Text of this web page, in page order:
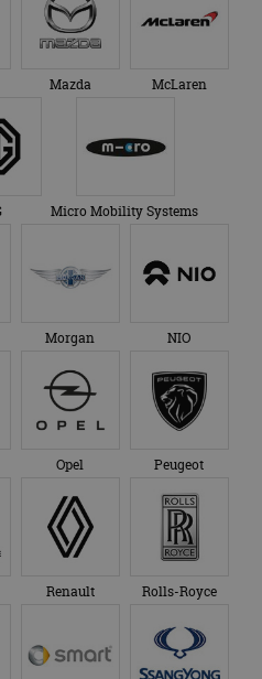
Mazda McLaren
Micro Mobility Systems
Morgan NIO
Opel Peugeot
Renault Rolls-Royce
te behouden.